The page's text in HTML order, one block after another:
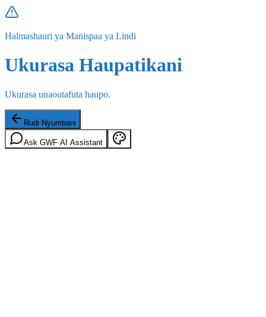
Halmashauri ya Manispaa ya Lindi
Ukurasa Haupatikani
Ukurasa unaoutafuta haupo.
Rudi Nyumbani
Ask GWF AI Assistant